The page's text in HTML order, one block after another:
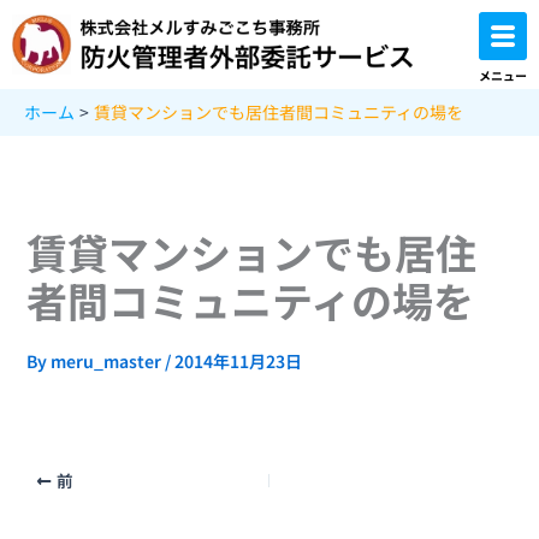
容
を
メニュー
ホーム 賃貸マンションでも居住者間コミュニティの場を
賃貸マンションでも居住
者間コミュニティの場を
By meru_master /2014年11月23日
前